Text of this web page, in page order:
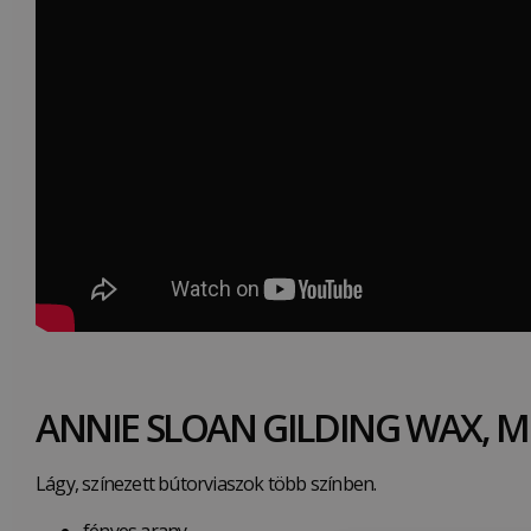
ANNIE SLOAN GILDING WAX,
Lágy, színezett bútorviaszok több színben.